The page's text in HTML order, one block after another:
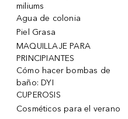
miliums
Agua de colonia
Piel Grasa
MAQUILLAJE PARA
PRINCIPIANTES
Cómo hacer bombas de
baño: DYI
CUPEROSIS
Cosméticos para el verano